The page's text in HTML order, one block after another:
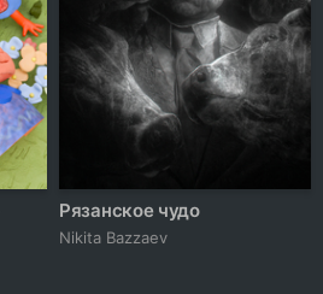
Рязанское чудо
Nikita Bazzaev